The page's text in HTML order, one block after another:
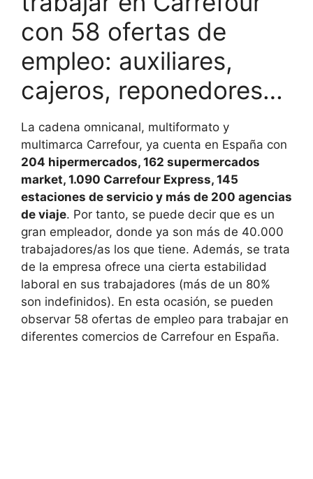
con 58 ofertas de
empleo: auxiliares,
cajeros, reponedores…
La cadena omnicanal, multiformato y
multimarca Carrefour, ya cuenta en España con
204 hipermercados, 162 supermercados
market, 1.090 Carrefour Express, 145
estaciones de servicio y más de 200 agencias
de viaje. Por tanto, se puede decir que es un
gran empleador, donde ya son más de 40.000
trabajadores/as los que tiene. Además, se trata
de la empresa ofrece una cierta estabilidad
laboral en sus trabajadores (más de un 80%
son indefinidos). En esta ocasión, se pueden
observar 58 ofertas de empleo para trabajar en
diferentes comercios de Carrefour en España.